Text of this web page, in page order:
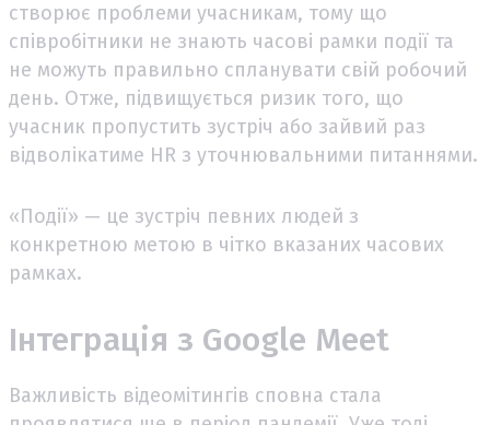
створює проблеми учасникам, тому що
співробітники не знають часові рамки події та
не можуть правильно спланувати свій робочий
день. Отже, підвищується ризик того, що
учасник пропустить зустріч або зайвий раз
відволікатиме HR з уточнювальними питаннями.
«Події» — це зустріч певних людей з
конкретною метою в чітко вказаних часових
рамках.
Інтеграція з Google Meet
Важливість відеомітингів сповна стала